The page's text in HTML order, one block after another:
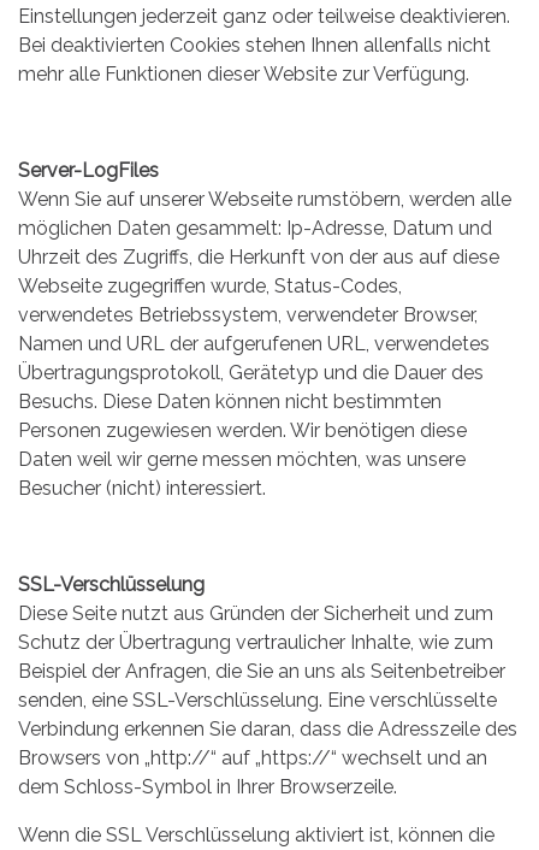
Einstellungen jederzeit ganz oder teilweise deaktivieren.
Bei deaktivierten Cookies stehen Ihnen allenfalls nicht
mehr alle Funktionen dieser Website zur Verfügung.
Server-LogFiles
Wenn Sie auf unserer Webseite rumstöbern, werden alle
möglichen Daten gesammelt: Ip-Adresse, Datum und
Uhrzeit des Zugriffs, die Herkunft von der aus auf diese
Webseite zugegriffen wurde, Status-Codes,
verwendetes Betriebssystem, verwendeter Browser,
Namen und URL der aufgerufenen URL, verwendetes
Übertragungsprotokoll, Gerätetyp und die Dauer des
Besuchs. Diese Daten können nicht bestimmten
Personen zugewiesen werden. Wir benötigen diese
Daten weil wir gerne messen möchten, was unsere
Besucher (nicht) interessiert.
SSL-Verschlüsselung
Diese Seite nutzt aus Gründen der Sicherheit und zum
Schutz der Übertragung vertraulicher Inhalte, wie zum
Beispiel der Anfragen, die Sie an uns als Seitenbetreiber
senden, eine SSL-Verschlüsselung. Eine verschlüsselte
Verbindung erkennen Sie daran, dass die Adresszeile des
Browsers von „http://“ auf „https://“ wechselt und an
dem Schloss-Symbol in Ihrer Browserzeile.
Wenn die SSL Verschlüsselung aktiviert ist, können die